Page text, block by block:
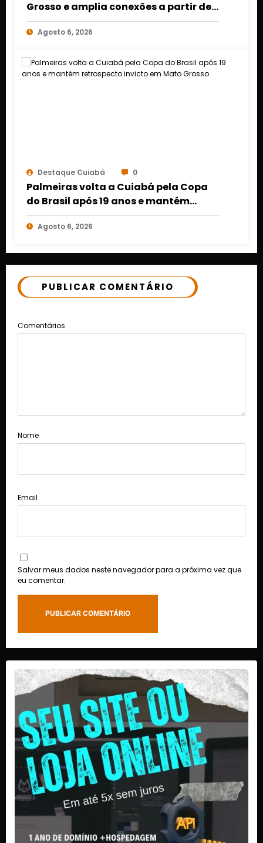
Grosso e amplia conexões a partir de
Cuiabá e Rondonópolis
Agosto 6, 2026
Destaque Cuiabá 0
Palmeiras volta a Cuiabá pela Copa
do Brasil após 19 anos e mantém
retrospecto invicto em Mato Grosso
Agosto 6, 2026
PUBLICAR COMENTÁRIO
Comentários
Nome
Email
Salvar meus dados neste navegador para a próxima vez que
eu comentar.